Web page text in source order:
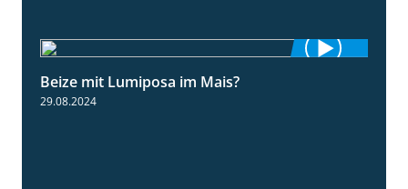
Beize mit Lumiposa im Mais?
29.08.2024